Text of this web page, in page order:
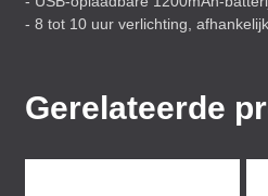
- 8 tot 10 uur verlichting,
Gerelateerde